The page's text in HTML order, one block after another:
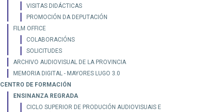
VISITAS DIDÁCTICAS
PROMOCIÓN DA DEPUTACIÓN
FILM OFFICE
COLABORACIÓNS
SOLICITUDES
ARCHIVO AUDIOVISUAL DE LA PROVINCIA
MEMORIA DIGITAL - MAYORES LUGO 3.0
CENTRO DE FORMACIÓN
ENSINANZA REGRADA
CICLO SUPERIOR DE PRODUCIÓN AUDIOVISUAIS E